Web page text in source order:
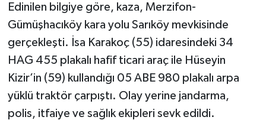
Edinilen bilgiye göre, kaza, Merzifon-
Gümüşhacıköy kara yolu Sarıköy mevkisinde
gerçekleşti. İsa Karakoç (55) idaresindeki 34
HAG 455 plakalı hafif ticari araç ile Hüseyin
Kizir’in (59) kullandığı 05 ABE 980 plakalı arpa
yüklü traktör çarpıştı. Olay yerine jandarma,
polis, itfaiye ve sağlık ekipleri sevk edildi.